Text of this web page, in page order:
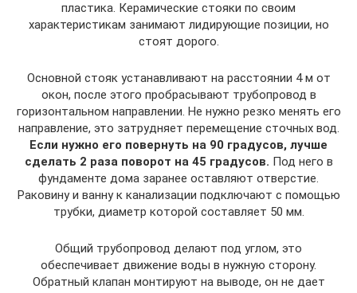
пластика. Керамические стояки по своим
характеристикам занимают лидирующие позиции, но
стоят дорого.
Основной стояк устанавливают на расстоянии 4 м от
окон, после этого пробрасывают трубопровод в
горизонтальном направлении. Не нужно резко менять его
направление, это затрудняет перемещение сточных вод.
Если нужно его повернуть на 90 градусов, лучше
сделать 2 раза поворот на 45 градусов. Под него в
фундаменте дома заранее оставляют отверстие.
Раковину и ванну к канализации подключают с помощью
трубки, диаметр которой составляет 50 мм.
Общий трубопровод делают под углом, это
обеспечивает движение воды в нужную сторону.
Обратный клапан монтируют на выводе, он не дает